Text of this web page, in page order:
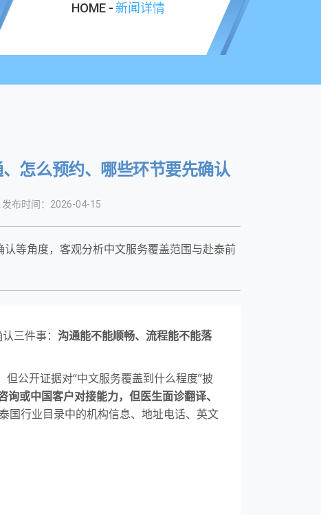
HOME -新闻详情
怎么预约、哪些环节要先确认
发布时间：2026-04-15
等角度，客观分析中文服务覆盖范围与赴泰前
三件事： 沟通能不能顺畅、流程能不能落
公开证据对“中文服务覆盖到什么程度”披
询或中国客户对接能力，但医生面诊翻译、
国行业目录中的机构信息、地址电话、英文